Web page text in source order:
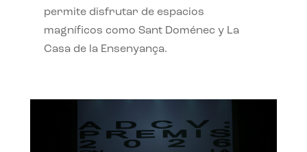
permite disfrutar de espacios
magníficos como Sant Doménec y La
Casa de la Ensenyança.